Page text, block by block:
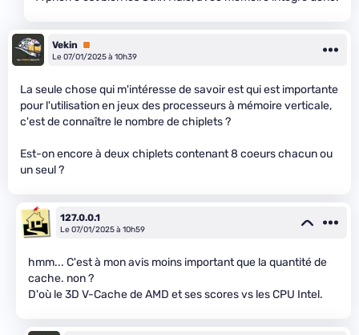
Vekin
Premium
Le 07/01/2025 à 10h39
La seule chose qui m'intéresse de savoir est qui est importante
pour l'utilisation en jeux des processeurs à mémoire verticale,
c'est de connaître le nombre de chiplets ?
Est-on encore à deux chiplets contenant 8 coeurs chacun ou
un seul ?
127.0.0.1
Le 07/01/2025 à 10h59
hmm... C'est à mon avis moins important que la quantité de
cache. non ?
D'où le 3D V-Cache de AMD et ses scores vs les CPU Intel.